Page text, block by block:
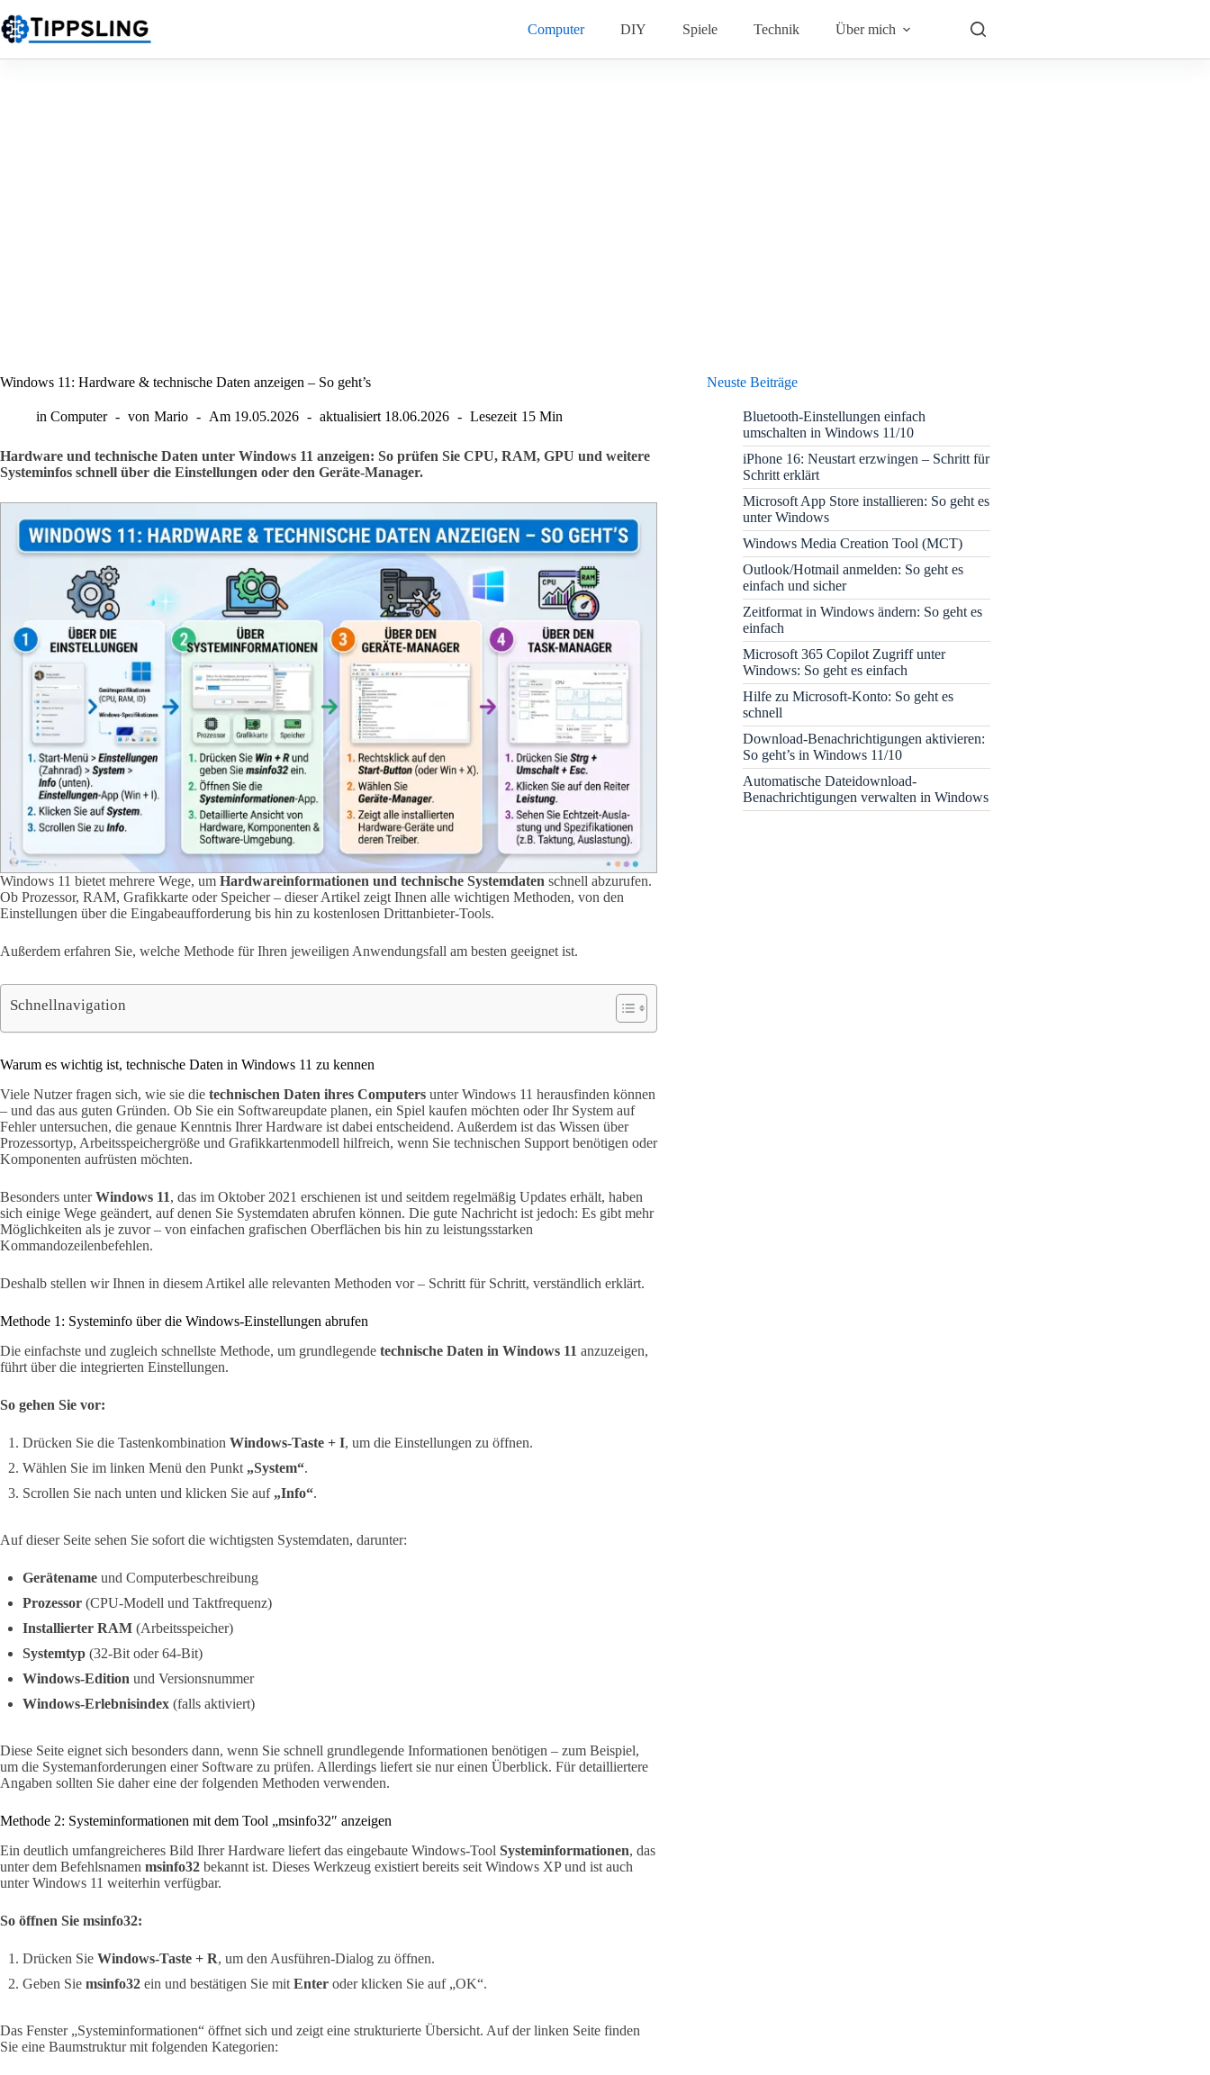
Inhalt
springen
Computer DIY Spiele Technik Über mich
Windows 11: Hardware & technische Daten anzeigen – So geht’s
in Computer von Mario Am 19.05.2026 aktualisiert 18.06.2026 Lesezeit 15 Min
Hardware und technische Daten unter Windows 11 anzeigen: So prüfen Sie CPU, RAM, GPU und weitere
Systeminfos schnell über die Einstellungen oder den Geräte-Manager.
Windows 11 bietet mehrere Wege, um Hardwareinformationen und technische Systemdaten schnell abzurufen.
Ob Prozessor, RAM, Grafikkarte oder Speicher – dieser Artikel zeigt Ihnen alle wichtigen Methoden, von den
Einstellungen über die Eingabeaufforderung bis hin zu kostenlosen Drittanbieter-Tools.
Außerdem erfahren Sie, welche Methode für Ihren jeweiligen Anwendungsfall am besten geeignet ist.
Schnellnavigation
Warum es wichtig ist, technische Daten in Windows 11 zu kennen
Viele Nutzer fragen sich, wie sie die technischen Daten ihres Computers unter Windows 11 herausfinden können
– und das aus guten Gründen. Ob Sie ein Softwareupdate planen, ein Spiel kaufen möchten oder Ihr System auf
Fehler untersuchen, die genaue Kenntnis Ihrer Hardware ist dabei entscheidend. Außerdem ist das Wissen über
Prozessortyp, Arbeitsspeichergröße und Grafikkartenmodell hilfreich, wenn Sie technischen Support benötigen oder
Komponenten aufrüsten möchten.
Besonders unterWindows 11, das im Oktober 2021 erschienen ist und seitdem regelmäßig Updates erhält, haben
sich einige Wege geändert, auf denen Sie Systemdaten abrufen können. Die gute Nachricht ist jedoch: Es gibt mehr
Möglichkeiten als je zuvor – von einfachen grafischen Oberflächen bis hin zu leistungsstarken
Kommandozeilenbefehlen.
Deshalb stellen wir Ihnen in diesem Artikel alle relevanten Methoden vor – Schritt für Schritt, verständlich erklärt.
Methode 1: Systeminfo über die Windows-Einstellungen abrufen
Die einfachste und zugleich schnellste Methode, um grundlegende technische Daten in Windows 11 anzuzeigen,
führt über die integrierten Einstellungen.
So gehen Sie vor:
Drücken Sie die Tastenkombination Windows-Taste + I, um die Einstellungen zu öffnen.
Wählen Sie im linken Menü den Punkt „System“.
Scrollen Sie nach unten und klicken Sie auf „Info“.
Auf dieser Seite sehen Sie sofort die wichtigsten Systemdaten, darunter:
Gerätename und Computerbeschreibung
Prozessor (CPU-Modell und Taktfrequenz)
Installierter RAM (Arbeitsspeicher)
Systemtyp (32-Bit oder 64-Bit)
Windows-Edition und Versionsnummer
Windows-Erlebnisindex (falls aktiviert)
Diese Seite eignet sich besonders dann, wenn Sie schnell grundlegende Informationen benötigen – zum Beispiel,
um die Systemanforderungen einer Software zu prüfen. Allerdings liefert sie nur einen Überblick. Für detailliertere
Angaben sollten Sie daher eine der folgenden Methoden verwenden.
Methode 2: Systeminformationen mit dem Tool „msinfo32″ anzeigen
Ein deutlich umfangreicheres Bild Ihrer Hardware liefert das eingebaute Windows-Tool Systeminformationen, das
unter dem Befehlsnamen msinfo32 bekannt ist. Dieses Werkzeug existiert bereits seit Windows XP und ist auch
unter Windows 11 weiterhin verfügbar.
So öffnen Sie msinfo32:
Drücken Sie Windows-Taste + R, um den Ausführen-Dialog zu öffnen.
Geben Sie msinfo32 ein und bestätigen Sie mit Enter oder klicken Sie auf „OK“.
Das Fenster „Systeminformationen“ öffnet sich und zeigt eine strukturierte Übersicht. Auf der linken Seite finden
Sie eine Baumstruktur mit folgenden Kategorien:
Neuste Beiträge
Bluetooth-Einstellungen einfach
umschalten in Windows 11/10
iPhone 16: Neustart erzwingen – Schritt für
Schritt erklärt
Microsoft App Store installieren: So geht es
unter Windows
Windows Media Creation Tool (MCT)
Outlook/Hotmail anmelden: So geht es
einfach und sicher
Zeitformat in Windows ändern: So geht es
einfach
Microsoft 365 Copilot Zugriff unter
Windows: So geht es einfach
Hilfe zu Microsoft-Konto: So geht es
schnell
Download-Benachrichtigungen aktivieren:
So geht’s in Windows 11/10
Automatische Dateidownload-
Benachrichtigungen verwalten in Windows